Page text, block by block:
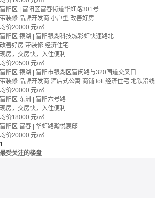
富阳区 | 富阳区富春街道华虹路301号
带装修 品牌开发商 小户型 改善好房
均价20000 元/㎡
富阳区 银湖 | 富阳银湖科技城彩虹快速路北
改善好房 带装修 经济住宅
现房，交房快，入住便利
均价20500 元/㎡
富阳区 银湖 | 富阳市银湖区富闲路与320国道交叉口
带装修 品牌开发商 酒店式公寓 商铺 loft 经济住宅 地铁沿线
均价20000 元/㎡
富阳区 东洲 | 富阳六号路
现房，交房快，入住便利
均价18000 元/㎡
富阳区 富春 | 华虹路瀚悦宸邸
均价20000 元/㎡
1
最受关注的楼盘